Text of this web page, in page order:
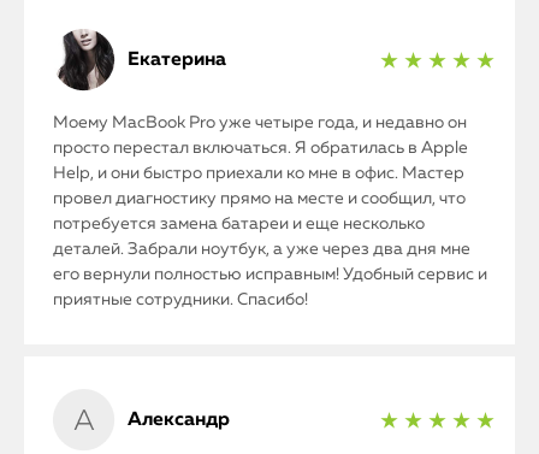
Екатерина ★ ★ ★ ★ ★
Моему MacBook Pro уже четыре года, и недавно он
просто перестал включаться. Я обратилась в Apple
Help, и они быстро приехали ко мне в офис. Мастер
провел диагностику прямо на месте и сообщил, что
потребуется замена батареи и еще несколько
деталей. Забрали ноутбук, а уже через два дня мне
его вернули полностью исправным! Удобный сервис и
приятные сотрудники. Спасибо!
Александр ★ ★ ★ ★ ★